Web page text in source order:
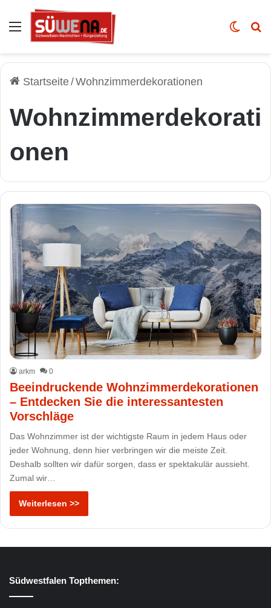
Auswahl Skin
Startseite/Wohnzimmerdekorationen
Wohnzimmerdekorati
onen
arkm 0
Beeindruckende Wohnzimmerdekorationen
– Entdecken Sie die interessantesten
Vorschläge
Das Wohnzimmer ist der wichtigste Raum in jedem Haus oder
jeder Wohnung, denn hier verbringen wir die meiste Zeit.
Deshalb sollten wir dafür sorgen, dass er spektakulär aussieht.
Zumal wir…
Weiterlesen >>
Südwestfalen Topthemen: